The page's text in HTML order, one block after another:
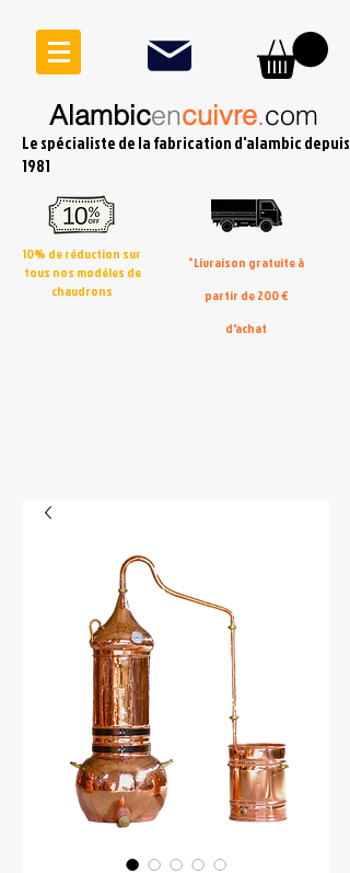
Alambicencuivre.com
Le spécialiste de la fabrication d'alambic depuis
1981
10% de réduction sur
tous nos modéles de
chaudrons
*Livraison gratuite à
partir de 200 €
d'achat